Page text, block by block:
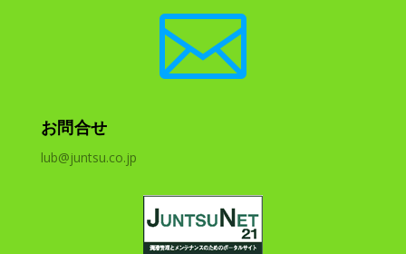

お問合せ
lub@juntsu.co.jp